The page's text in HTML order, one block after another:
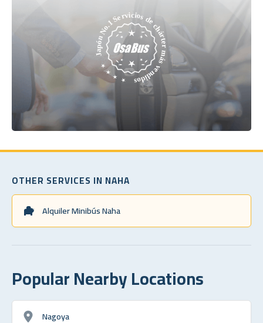
OTHER SERVICES IN NAHA
Alquiler Minibús Naha
Popular Nearby Locations
Nagoya